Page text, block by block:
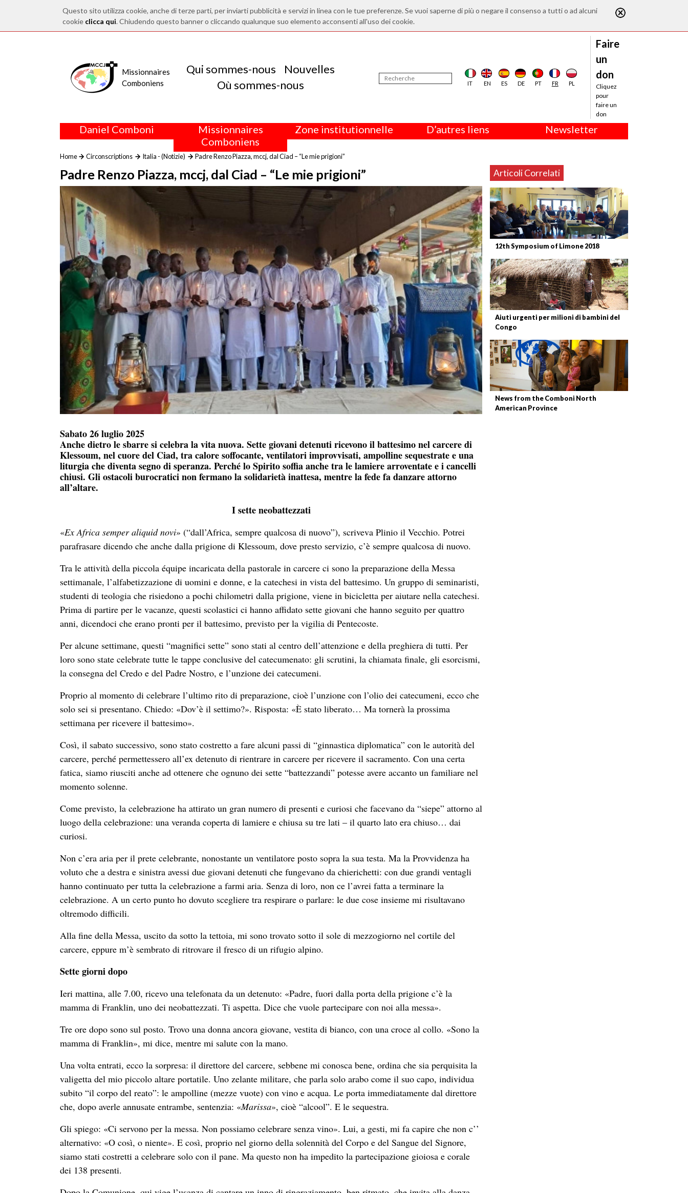
Questo sito utilizza cookie, anche di terze parti, per inviarti pubblicità e servizi in linea con le tue preferenze. Se vuoi saperne di più o negare il consenso a tutti o ad alcuni
cookie clicca qui. Chiudendo questo banner o cliccando qualunque suo elemento acconsenti all'uso dei cookie.
Missionnaires
Comboniens
Qui sommes-nous
Nouvelles
Où sommes-nous
IT EN ES DE PT FR PL
Faire
un
don
Cliquez
pour
faire un
don
Daniel Comboni
Missionnaires
Comboniens
Zone institutionnelle D’autres liens Newsletter
Home Circonscriptions Italia - (Notizie) Padre Renzo Piazza, mccj, dal Ciad – “Le mie prigioni”
Padre Renzo Piazza, mccj, dal Ciad – “Le mie prigioni” Articoli Correlati
12th Symposium of Limone 2018
Aiuti urgenti per milioni di bambini del
Congo
News from the Comboni North
American Province
Sabato 26 luglio 2025
Anche dietro le sbarre si celebra la vita nuova. Sette giovani detenuti ricevono il battesimo nel carcere di
Klessoum, nel cuore del Ciad, tra calore soffocante, ventilatori improvvisati, ampolline sequestrate e una
liturgia che diventa segno di speranza. Perché lo Spirito soffia anche tra le lamiere arroventate e i cancelli
chiusi. Gli ostacoli burocratici non fermano la solidarietà inattesa, mentre la fede fa danzare attorno
all’altare.
I sette neobattezzati
«Ex Africa semper aliquid novi» (“dall’Africa, sempre qualcosa di nuovo”), scriveva Plinio il Vecchio. Potrei
parafrasare dicendo che anche dalla prigione di Klessoum, dove presto servizio, c’è sempre qualcosa di nuovo.
Tra le attività della piccola équipe incaricata della pastorale in carcere ci sono la preparazione della Messa
settimanale, l’alfabetizzazione di uomini e donne, e la catechesi in vista del battesimo. Un gruppo di seminaristi,
studenti di teologia che risiedono a pochi chilometri dalla prigione, viene in bicicletta per aiutare nella catechesi.
Prima di partire per le vacanze, questi scolastici ci hanno affidato sette giovani che hanno seguito per quattro
anni, dicendoci che erano pronti per il battesimo, previsto per la vigilia di Pentecoste.
Per alcune settimane, questi “magnifici sette” sono stati al centro dell’attenzione e della preghiera di tutti. Per
loro sono state celebrate tutte le tappe conclusive del catecumenato: gli scrutini, la chiamata finale, gli esorcismi,
la consegna del Credo e del Padre Nostro, e l’unzione dei catecumeni.
Proprio al momento di celebrare l’ultimo rito di preparazione, cioè l’unzione con l’olio dei catecumeni, ecco che
solo sei si presentano. Chiedo: «Dov’è il settimo?». Risposta: «È stato liberato… Ma tornerà la prossima
settimana per ricevere il battesimo».
Così, il sabato successivo, sono stato costretto a fare alcuni passi di “ginnastica diplomatica” con le autorità del
carcere, perché permettessero all’ex detenuto di rientrare in carcere per ricevere il sacramento. Con una certa
fatica, siamo riusciti anche ad ottenere che ognuno dei sette “battezzandi” potesse avere accanto un familiare nel
momento solenne.
Come previsto, la celebrazione ha attirato un gran numero di presenti e curiosi che facevano da “siepe” attorno al
luogo della celebrazione: una veranda coperta di lamiere e chiusa su tre lati – il quarto lato era chiuso… dai
curiosi.
Non c’era aria per il prete celebrante, nonostante un ventilatore posto sopra la sua testa. Ma la Provvidenza ha
voluto che a destra e sinistra avessi due giovani detenuti che fungevano da chierichetti: con due grandi ventagli
hanno continuato per tutta la celebrazione a farmi aria. Senza di loro, non ce l’avrei fatta a terminare la
celebrazione. A un certo punto ho dovuto scegliere tra respirare o parlare: le due cose insieme mi risultavano
oltremodo difficili.
Alla fine della Messa, uscito da sotto la tettoia, mi sono trovato sotto il sole di mezzogiorno nel cortile del
carcere, eppure m’è sembrato di ritrovare il fresco di un rifugio alpino.
Sette giorni dopo
Ieri mattina, alle 7.00, ricevo una telefonata da un detenuto: «Padre, fuori dalla porta della prigione c’è la
mamma di Franklin, uno dei neobattezzati. Ti aspetta. Dice che vuole partecipare con noi alla messa».
Tre ore dopo sono sul posto. Trovo una donna ancora giovane, vestita di bianco, con una croce al collo. «Sono la
mamma di Franklin», mi dice, mentre mi salute con la mano.
Una volta entrati, ecco la sorpresa: il direttore del carcere, sebbene mi conosca bene, ordina che sia perquisita la
valigetta del mio piccolo altare portatile. Uno zelante militare, che parla solo arabo come il suo capo, individua
subito “il corpo del reato”: le ampolline (mezze vuote) con vino e acqua. Le porta immediatamente dal direttore
che, dopo averle annusate entrambe, sentenzia: «Marissa», cioè “alcool”. E le sequestra.
Gli spiego: «Ci servono per la messa. Non possiamo celebrare senza vino». Lui, a gesti, mi fa capire che non c’’
alternativo: «O così, o niente». E così, proprio nel giorno della solennità del Corpo e del Sangue del Signore,
siamo stati costretti a celebrare solo con il pane. Ma questo non ha impedito la partecipazione gioiosa e corale
dei 138 presenti.